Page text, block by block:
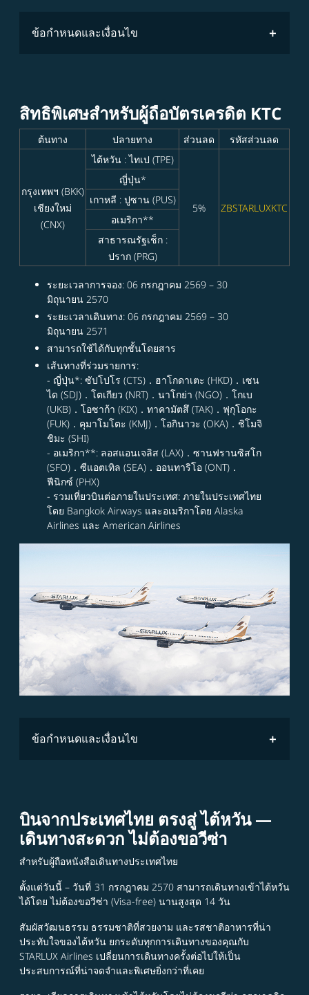
ข้อกำหนดและเงื่อนไข
สิทธิพิเศษสำหรับผู้ถือบัตรเครดิต KTC
ต้นทาง ปลายทาง ส่วนลด รหัสส่วนลด
กรุงเทพฯ (BKK)
เชียงใหม่
(CNX)
ไต้หวัน : ไทเป (TPE)
5% ZBSTARLUXKTC
ญี่ปุ่น*
เกาหลี : ปูซาน (PUS)
อเมริกา**
สาธารณรัฐเช็ก :
ปราก (PRG)
ระยะเวลาการจอง: 06 กรกฎาคม 2569 – 30
มิถุนายน 2570
ระยะเวลาเดินทาง: 06 กรกฎาคม 2569 – 30
มิถุนายน 2571
สามารถใช้ได้กับทุกชั้นโดยสาร
เส้นทางที่ร่วมรายการ:
- ญี่ปุ่น*: ซัปโปโร (CTS)．ฮาโกดาเตะ (HKD)．เซน
ได (SDJ)．โตเกียว (NRT)．นาโกย่า (NGO)．โกเบ
(UKB)．โอซาก้า (KIX)．ทาคามัตสึ (TAK)．ฟุกุโอกะ
(FUK)．คุมาโมโตะ (KMJ)．โอกินาวะ (OKA)．ชิโมจิ
ชิมะ (SHI)
- อเมริกา**: ลอสแอนเจลิส (LAX)．ซานฟรานซิสโก
(SFO)．ซีแอตเทิล (SEA)．ออนทาริโอ (ONT)．
ฟีนิกซ์ (PHX)
- รวมเที่ยวบินต่อภายในประเทศ: ภายในประเทศไทย
โดย Bangkok Airways และอเมริกาโดย Alaska
Airlines และ American Airlines
ข้อกำหนดและเงื่อนไข
บินจากประเทศไทย ตรงสู่ ไต้หวัน —
เดินทางสะดวก ไม่ต้องขอวีซ่า
สำหรับผู้ถือหนังสือเดินทางประเทศไทย
ตั้งแต่วันนี้ – วันที่ 31 กรกฎาคม 2570 สามารถเดินทางเข้าไต้หวัน
ได้โดย ไม่ต้องขอวีซ่า (Visa-free) นานสูงสุด 14 วัน
สัมผัสวัฒนธรรม ธรรมชาติที่สวยงาม และรสชาติอาหารที่น่า
ประทับใจของไต้หวัน ยกระดับทุกการเดินทางของคุณกับ
STARLUX Airlines เปลี่ยนการเดินทางครั้งต่อไปให้เป็น
ประสบการณ์ที่น่าจดจำและพิเศษยิ่งกว่าที่เคย